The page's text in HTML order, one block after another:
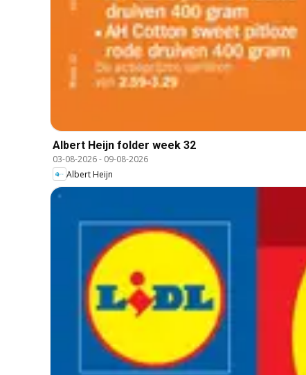
Albert Heijn folder week 32
03-08-2026- 09-08-2026
Albert Heijn